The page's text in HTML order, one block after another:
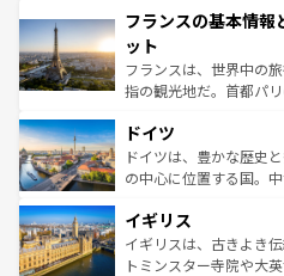
ませてくれるイタリア
なお、新着のイタリア情
しい。
文化が根付くこの国で
れる闘牛、そして美味
る。首都マドリードの
アートに溢れた街角か
せる。地方によって風
ンテンツ一覧を参照し
フランスの基本情報
ット
フランスは、世界中の
指の観光地だ。首都パ
で、幅広い魅力が詰ま
聖堂、美しいビーチ、
から魅了する。また、
いる。シャンパンの発
香り高いラベンダー畑
らに、パリ以外の地域
ドイツ
ドイツは、豊かな歴史
の中心に位置する国。
顔を持つこの国は、ど
ルリンの文化的活気、
してライン川沿いのワ
イギリス
イギリスは、古きよき
トミンスター寺院や大